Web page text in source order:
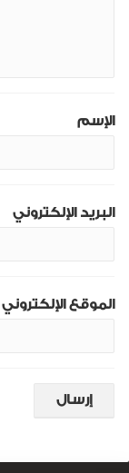
الإسم
البريد الإلكتروني
الموقع الإلكتروني